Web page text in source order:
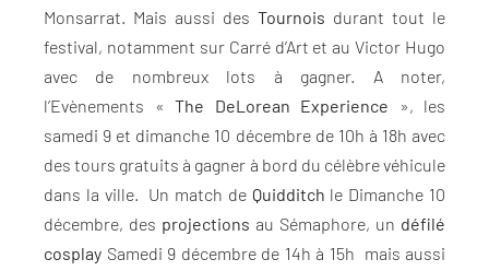
Monsarrat. Mais aussi des Tournois durant tout le
festival, notamment sur Carré d’Art et au Victor Hugo
avec de nombreux lots à gagner. A noter,
l’Evènements « The DeLorean Experience », les
samedi 9 et dimanche 10 décembre de 10h à 18h avec
des tours gratuits à gagner à bord du célèbre véhicule
dans la ville. Un match de Quidditch le Dimanche 10
décembre, des projections au Sémaphore, un défilé
cosplay Samedi 9 décembre de 14h à 15h mais aussi